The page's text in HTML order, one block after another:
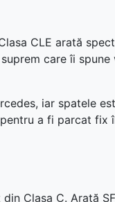
CLE arată
care îi
iar spatele
a fi parcat
Clasa C. Arată